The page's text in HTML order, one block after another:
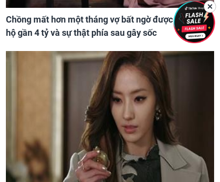
Chồng mất hơn một tháng vợ bất ngờ được 'nhận' căn
hộ gần 4 tỷ và sự thật phía sau gây sốc
✕